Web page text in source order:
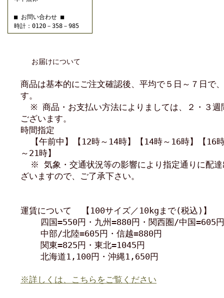
■ お問い合わせ ■
時計：0120－358－985
お届けについて
商品は基本的にご注文確認後、平均で５日～７日で
す。
※ 商品・お支払い方法によりましては、２・３週
ございます。
時間指定
【午前中】【12時～14時】【14時～16時】【16
～21時】
※ 気象・交通状況等の影響により指定通りに配達
ざいますので、ご了承下さい。
運賃について 【100サイズ／10kgまで(税込)】
四国=550円・九州=880円・関西圏/中国=605円
中部/北陸=605円・信越=880円
関東=825円・東北=1045円
北海道1,100円・沖縄1,650円
※詳しくは、こちらをご覧ください